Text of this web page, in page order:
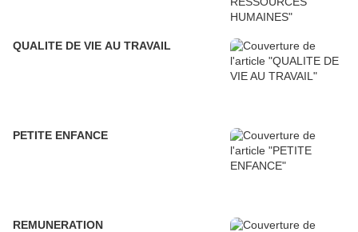
QUALITE DE VIE AU TRAVAIL
PETITE ENFANCE
REMUNERATION